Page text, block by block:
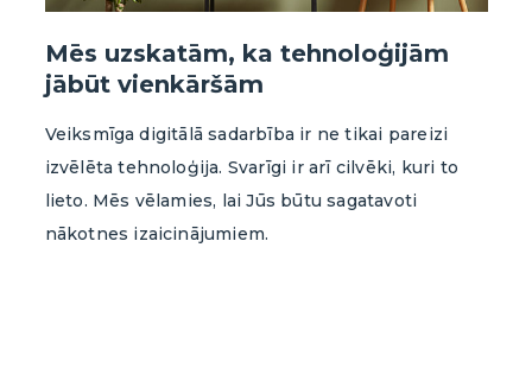
Mēs uzskatām, ka tehnoloģijām
jābūt vienkāršām
Veiksmīga digitālā sadarbība ir ne tikai pareizi
izvēlēta tehnoloģija. Svarīgi ir arī cilvēki, kuri to
lieto. Mēs vēlamies, lai Jūs būtu sagatavoti
nākotnes izaicinājumiem.